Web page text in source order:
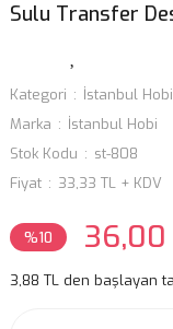
Sulu Transfer
Kategori
İstanbul
Marka
İstanbul Hobi
Stok Kodu
st-808
Fiyat
33,33 TL + KDV
%10 36,00
3,88 TL den başlayan